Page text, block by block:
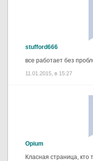
stufford666
все работает без
11.01.2015, в 15:27
Opium
Класная страница, кто